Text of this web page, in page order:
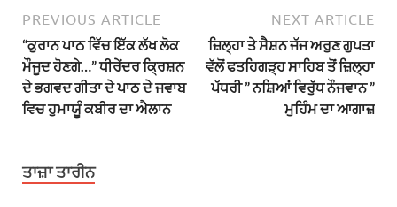
PREVIOUS ARTICLE
“ਕੁਰਾਨ ਪਾਠ ਵਿੱਚ ਇੱਕ ਲੱਖ ਲੋਕ
ਮੌਜੂਦ ਹੋਣਗੇ…” ਧੀਰੇਂਦਰ ਕ੍ਰਿਸ਼ਨ
ਦੇ ਭਗਵਦ ਗੀਤਾ ਦੇ ਪਾਠ ਦੇ ਜਵਾਬ
ਵਿਚ ਹੁਮਾਯੂੰ ਕਬੀਰ ਦਾ ਐਲਾਨ
NEXT ARTICLE
ਜ਼ਿਲ੍ਹਾ ਤੇ ਸੈਸ਼ਨ ਜੱਜ ਅਰੁਣ ਗੁਪਤਾ
ਵੱਲੋਂ ਫਤਹਿਗੜ੍ਹ ਸਾਹਿਬ ਤੋਂ ਜ਼ਿਲ੍ਹਾ
ਪੱਧਰੀ ” ਨਸ਼ਿਆਂ ਵਿਰੁੱਧ ਨੌਜਵਾਨ ”
ਮੁਹਿੰਮ ਦਾ ਆਗਾਜ਼
ਤਾਜ਼ਾ ਤਾਰੀਨ